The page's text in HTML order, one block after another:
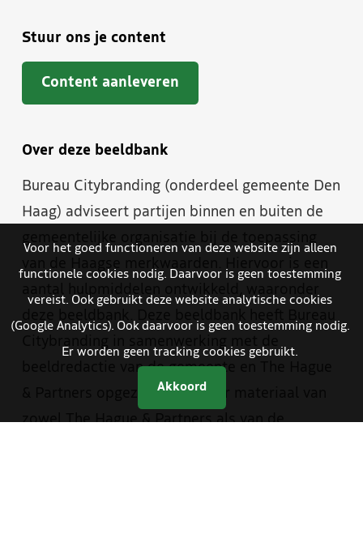
Stuur ons je content
Content aanleveren
Over deze beeldbank
Bureau Citybranding (onderdeel gemeente Den
Haag) adviseert partijen binnen en buiten de
beeldredactie van de gemeente en The Hague
& Partners opgezet. Je vindt er materiaal van
zowel The Hague & Partners als van de
Voor het goed functioneren van deze website zijn alleen
functionele cookies nodig. Daarvoor is geen toestemming
vereist. Ook gebruikt deze website analytische cookies
(Google Analytics). Ook daarvoor is geen toestemming nodig.
Er worden geen tracking cookies gebruikt.
Akkoord